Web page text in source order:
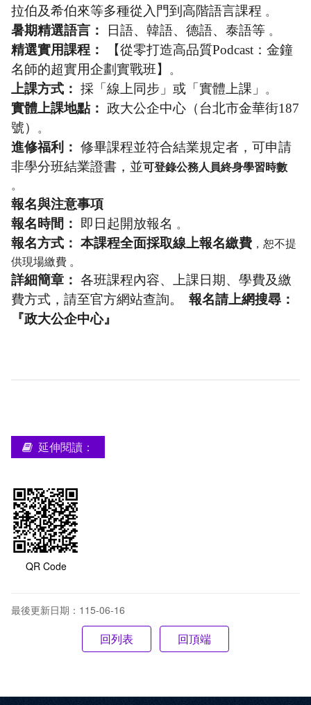
拉伯及希伯來等多種從入門到高階語言課程 。
暑期精選語言： 日語、韓語、德語、泰語等 。
精選實用課程：
【從零打造高品質Podcast：金鐘
名師的超實用企劃實戰班】
。
上課方式： 採「線上同步」或「實體上課」 。
實體上課地點： 政大公企中心（台北市金華街187
號）
。
進修福利： 修畢課程並符合結業規定者，可申請
非學分班結業證書，並可登錄公務人員終身學習時數
。
報名與注意事項
報名時間：
即日起開放報名 。
報名方式： 本課程全面採取線上報名繳費 ，恕不提
供現場繳費 。
詳細簡章： 各班課程內容、上課日期、學費及繳
費方式，請至官方網站查詢。
報名請上網搜尋：
『政大公企中心』
延伸閱讀：
QR Code
最後更新日期：115-06-16
回頂端